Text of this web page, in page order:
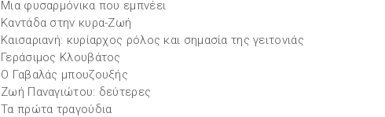
Μια φυσαρμόνικα που εμπνέει
Καντάδα στην κυρα-Ζωή
Καισαριανή: κυρίαρχος ρόλος και σημασία της γειτονιάς
Γεράσιμος Κλουβάτος
Ο Γαβαλάς μπουζουξής
Ζωή Παναγιώτου: δεύτερες
Τα πρώτα τραγούδια